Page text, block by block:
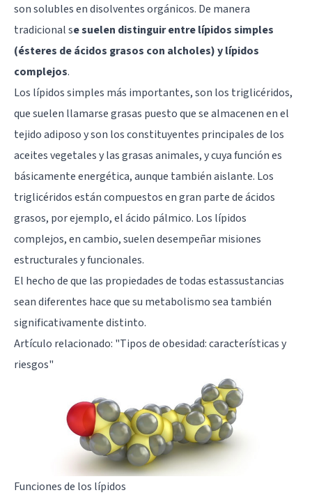
son solubles en disolventes orgánicos. De manera
tradicional se suelen distinguir entre lípidos simples
(ésteres de ácidos grasos con alcholes) y lípidos
complejos.
Los lípidos simples más importantes, son los triglicéridos,
que suelen llamarse grasas puesto que se almacenen en el
tejido adiposo y son los constituyentes principales de los
aceites vegetales y las grasas animales, y cuya función es
básicamente energética, aunque también aislante. Los
triglicéridos están compuestos en gran parte de ácidos
grasos, por ejemplo, el ácido pálmico. Los lípidos
complejos, en cambio, suelen desempeñar misiones
estructurales y funcionales.
El hecho de que las propiedades de todas estassustancias
sean diferentes hace que su metabolismo sea también
significativamente distinto.
Artículo relacionado: "Tipos de obesidad: características y
riesgos"
Funciones de los lípidos